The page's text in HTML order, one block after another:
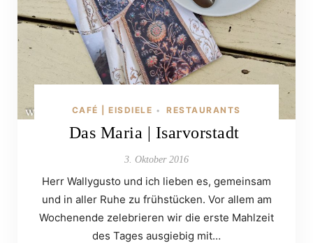
CAFÉ | EISDIELE • RESTAURANTS
Das Maria | Isarvorstadt
3. Oktober 2016
Herr Wallygusto und ich lieben es, gemeinsam
und in aller Ruhe zu frühstücken. Vor allem am
Wochenende zelebrieren wir die erste Mahlzeit
des Tages ausgiebig mit…